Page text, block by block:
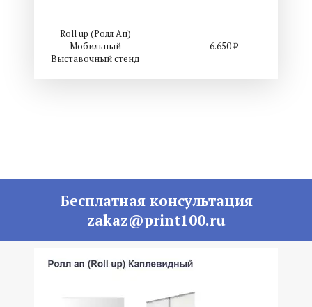
Roll up (Ролл Ап)
Мобильный
Выставочный стенд
6.650 ₽
Бесплатная консультация
zakaz@print100.ru